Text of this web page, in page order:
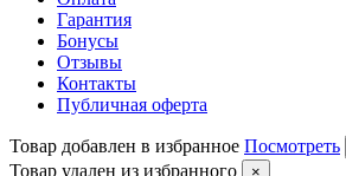
Гарантия
Бонусы
Отзывы
Контакты
Публичная оферта
Товар добавлен в избранное Посмотреть
Товар удален из избранного ×